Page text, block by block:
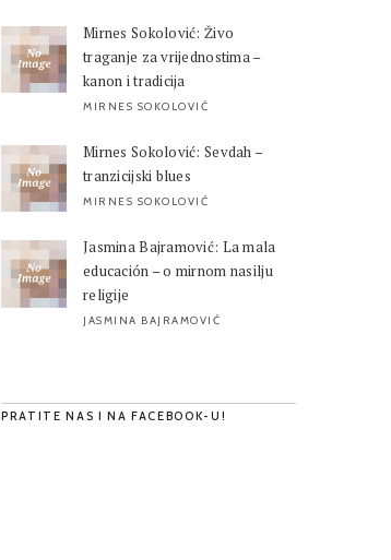
Mirnes Sokolović: Živo
traganje za vrijednostima –
kanon i tradicija
MIRNES SOKOLOVIĆ
Mirnes Sokolović: Sevdah –
tranzicijski blues
MIRNES SOKOLOVIĆ
Jasmina Bajramović: La mala
educación – o mirnom nasilju
religije
JASMINA BAJRAMOVIĆ
PRATITE NAS I NA FACEBOOK-U!